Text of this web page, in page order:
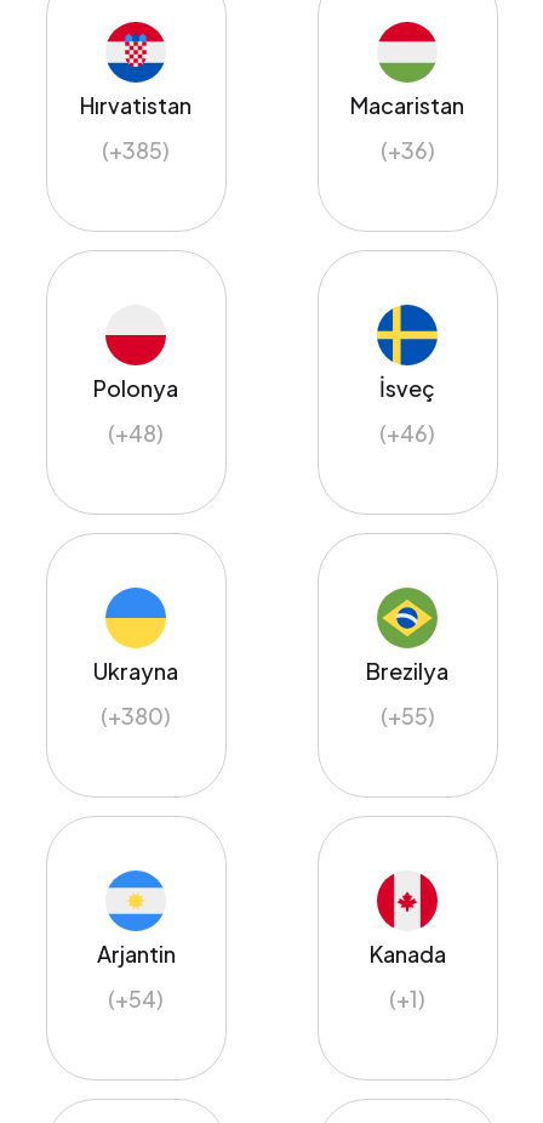
Hırvatistan
(+385)
Macaristan
(+36)
Polonya
(+48)
İsveç
(+46)
Ukrayna
(+380)
Brezilya
(+55)
Arjantin
(+54)
Kanada
(+1)